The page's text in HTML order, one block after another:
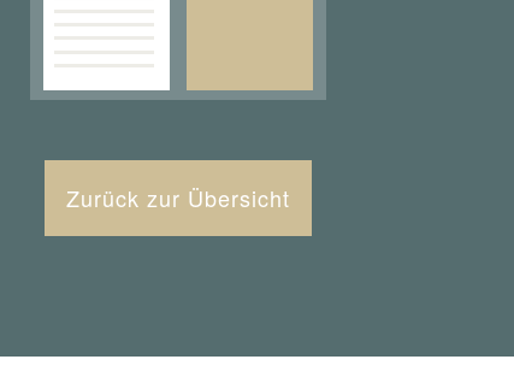
Zurück zur Übersicht